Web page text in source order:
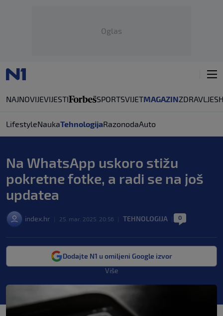
Oglas
NAJNOVIJEVIJESTI SPORTSVIJETMAGAZINZDRAVLJE
LifestyleNaukaTehnologijaRazonodaAuto
Na WhatsApp uskoro stižu
pokretne fotke, a radi se na još
updatea
index.hr 25. mar. 2025. 20:56 TEHNOLOGIJA 0
Dodajte N1 u omiljeni Google izvor
Više